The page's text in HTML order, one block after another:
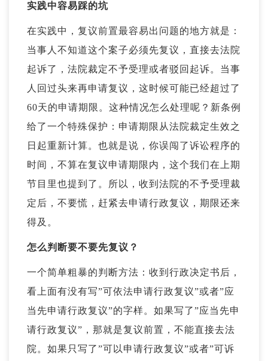
实践中容易踩的坑
在实践中，复议前置最容易出问题的地方就是：
当事人不知道这个案子必须先复议，直接去法院
起诉了，法院裁定不予受理或者驳回起诉。当事
人回过头来再申请复议，这时候可能已经超过了
60天的申请期限。这种情况怎么处理呢？新条例
给了一个特殊保护：申请期限从法院裁定生效之
日起重新计算。也就是说，你误闯了诉讼程序的
时间，不算在复议申请期限内，这个我们在上期
节目里也提到了。所以，收到法院的不予受理裁
定 后，不要慌，赶紧去申请行政复议，期限还来
得及。
怎么判断要不要先复议？
一个简单粗暴的判断方法：收到 行政决定书 后，
看上面有没有写”可依法申请行政复议”或者”应
当先申请行政复议”的字样。如果写了”应当先申
请行政复议”，那就是复议前置，不能直接去法
院。如果只写了”可以申请行政复议”或者”可诉